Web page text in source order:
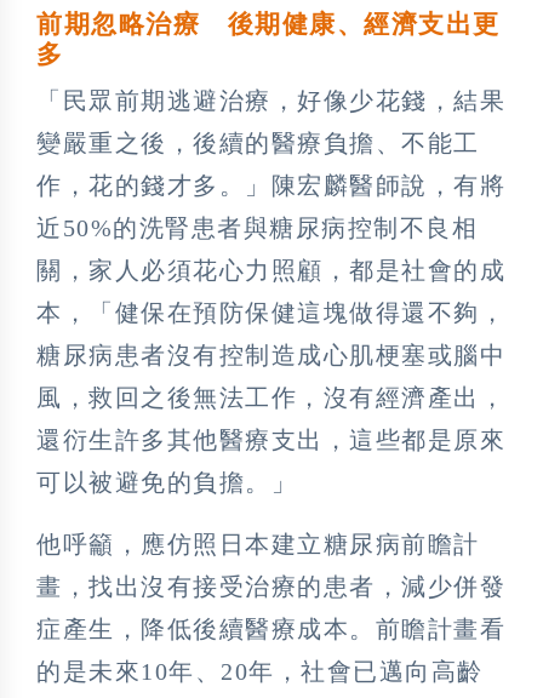
前期忽略治療 後期健康、經濟支出更
多
「民眾前期逃避治療，好像少花錢，結果
變嚴重之後，後續的醫療負擔、不能工
作，花的錢才多。」陳宏麟醫師說，有將
近50%的洗腎患者與糖尿病控制不良相
關，家人必須花心力照顧，都是社會的成
本，「健保在預防保健這塊做得還不夠，
糖尿病患者沒有控制造成心肌梗塞或腦中
風，救回之後無法工作，沒有經濟產出，
還衍生許多其他醫療支出，這些都是原來
可以被避免的負擔。」
他呼籲，應仿照日本建立糖尿病前瞻計
畫，找出沒有接受治療的患者，減少併發
症產生，降低後續醫療成本。前瞻計畫看
的是未來10年、20年，社會已邁向高齡